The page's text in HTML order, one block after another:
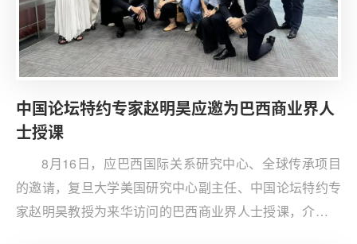
中国论坛特约专家赵明昊应邀为巴西商业界人
士授课
8月16日，应巴西国际关系研究中心、全球传承项目
的邀请，复旦大学美国研究中心副主任、中国论坛特约专
家赵明昊教授为来华访问的巴西商业界人士授课，介绍二